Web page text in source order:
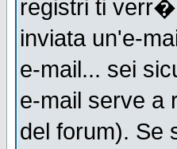
registri ti
inviata un'e-
e-mail... sei
e-mail serve a
del forum). Se